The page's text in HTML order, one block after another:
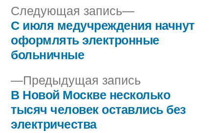
Навигация
по
записям
Предыдущая запись
запись:
В Новой Москве несколько
тысяч человек оставлись без
электричества
Следующая запись
Следующая
запись:
С июля медучреждения начнут
оформлять электронные
больничные